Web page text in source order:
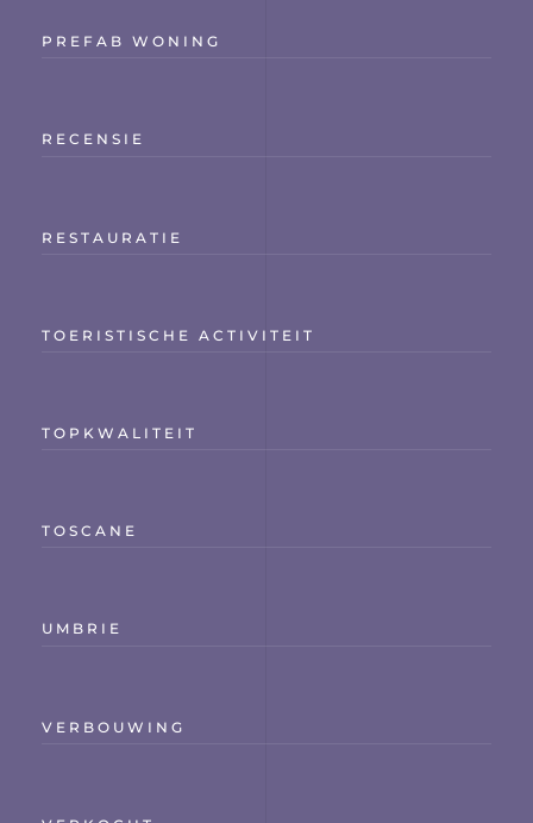
PREFAB WONING
RECENSIE
RESTAURATIE
TOERISTISCHE ACTIVITEIT
TOPKWALITEIT
TOSCANE
UMBRIE
VERBOUWING